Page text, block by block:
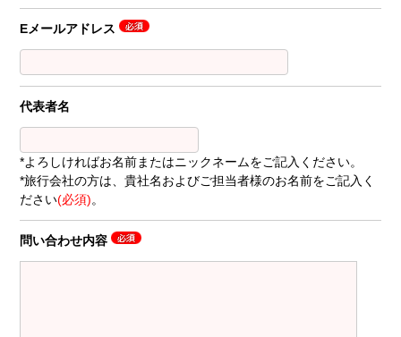
Eメールアドレス
代表者名
*よろしければお名前またはニックネームをご記入ください。
*旅行会社の方は、貴社名およびご担当者様のお名前をご記入く
ださい(必須)。
問い合わせ内容